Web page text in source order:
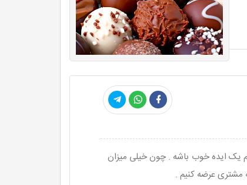
یک ایده خوب باشه . چون خیلی میزان
مشتری عرضه کنیم .